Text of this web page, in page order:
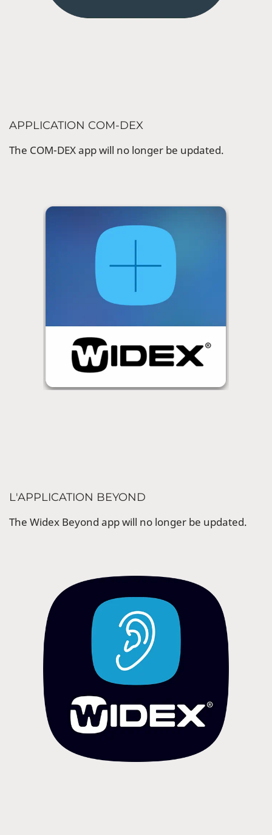
APPLICATION COM-DEX
The COM-DEX app will no longer be updated.
L'APPLICATION BEYOND
The Widex Beyond app will no longer be updated.